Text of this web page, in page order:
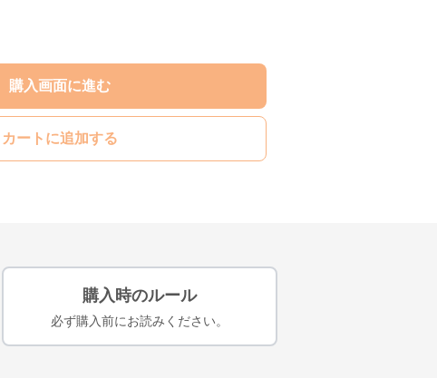
購入画面に進む
カートに追加する
購入時のルール
必ず購入前にお読みください。